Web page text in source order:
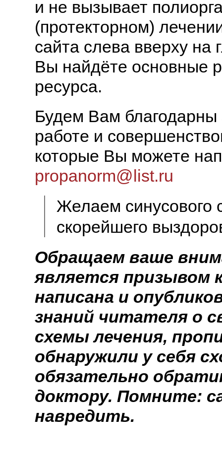
и не вызывает
(протекторном)
сайта слева вверху на
Вы найдёте основные
ресурса.
Будем Вам благодарны
работе и
которые Вы можете
propanorm@list.ru
Желаем синусового
скорейшего
Обращаем ваше
является призывом
написана и
знаний читателя о
схемы лечения,
обнаружили у себя
обязательно
доктору. Помните:
навредить.